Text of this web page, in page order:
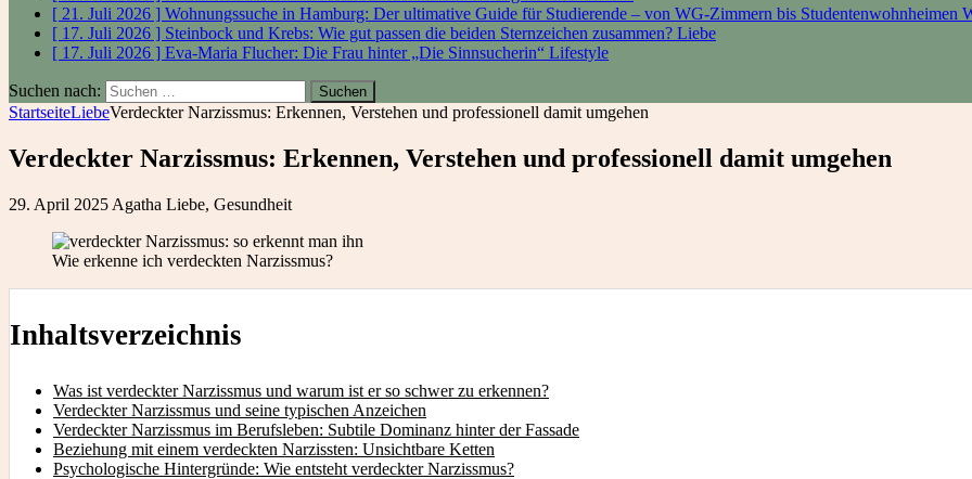
[ 21. Juli 2026 ] Wohnungssuche in Hamburg: Der ultimative Guide für Studierende – von WG-Zimmern bis Studentenwohnheimen
[ 17. Juli 2026 ] Steinbock und Krebs: Wie gut passen die beiden Sternzeichen zusammen? Liebe
[ 17. Juli 2026 ] Eva-Maria Flucher: Die Frau hinter „Die Sinnsucherin“ Lifestyle
Suchen nach:
StartseiteLiebeVerdeckter Narzissmus: Erkennen, Verstehen und professionell damit umgehen
Verdeckter Narzissmus: Erkennen, Verstehen und professionell damit umgehen
29. April 2025 Agatha Liebe, Gesundheit
Wie erkenne ich verdeckten Narzissmus?
Inhaltsverzeichnis
Was ist verdeckter Narzissmus und warum ist er so schwer zu erkennen?
Verdeckter Narzissmus und seine typischen Anzeichen
Verdeckter Narzissmus im Berufsleben: Subtile Dominanz hinter der Fassade
Beziehung mit einem verdeckten Narzissten: Unsichtbare Ketten
Psychologische Hintergründe: Wie entsteht verdeckter Narzissmus?